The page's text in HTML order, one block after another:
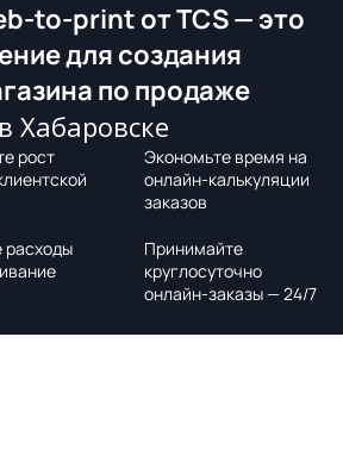
to-print от TCS — это
для создания
по продаже
в Хабаровске
рост
Экономьте время на
онлайн-калькуляции
заказов
расходы
Принимайте
круглосуточно
онлайн-заказы — 24/7